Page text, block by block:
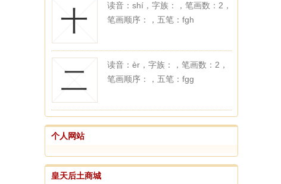
十
读音：shí，字族：，笔画数：2，
笔画顺序：，五笔：fgh
二
读音：èr，字族：，笔画数：2，
笔画顺序：，五笔：fgg
个人网站
皇天后土商城